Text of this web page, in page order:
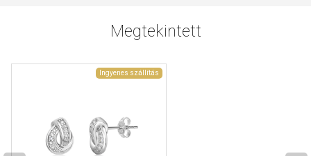
Megtekintett
Ingyenes szállítás